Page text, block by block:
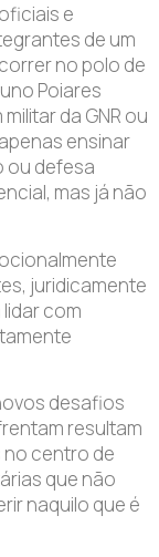
e
de um
no polo de
Poiares
da GNR ou
ensinar
ou defesa
mas já não
juridicamente
com
desafios
resultam
centro de
que não
naquilo que é